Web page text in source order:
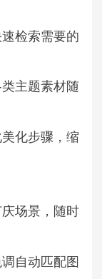
检索需要的
主题素材随
化步骤，缩
场景，随时
自动匹配图